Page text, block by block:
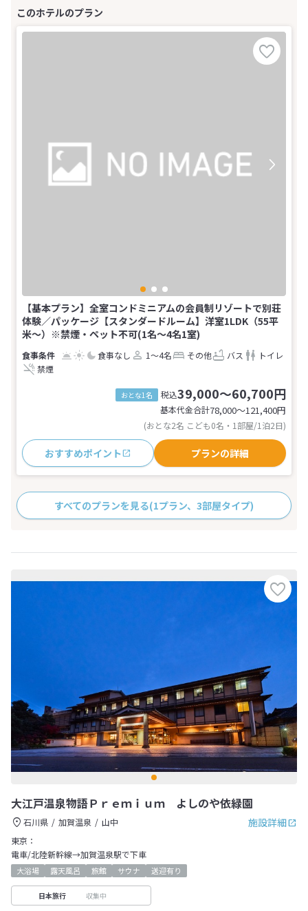
【基本プラン】全室コンドミニアムの会員制リゾートで別荘
体験／パッケージ【スタンダードルーム】洋室1LDK（55平
米～）※禁煙・ペット不可(1名～4名1室)
食事なし 1～4名 その他 バス
トイレ
禁煙
おとな1名 税込39,000～60,700円
基本代金合計78,000〜121,400円
(おとな2名 こども0名・1部屋/1泊2日)
おすすめポイント プランの詳細
すべてのプランを見る(1プラン、3部屋タイプ)
大江戸温泉物語Ｐｒｅｍｉｕｍ よしのや依緑園
施設詳細
石川県 加賀温泉
山中
東京：
電車/北陸新幹線→加賀温泉駅で下車
大浴場 露天風呂 旅館 サウナ 送迎有り
日本旅行 収集中